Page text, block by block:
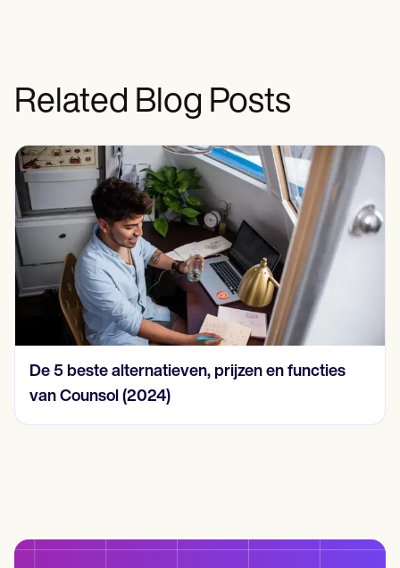
Related Blog Posts
alternatieven, prijzen en functies
(2024)
15